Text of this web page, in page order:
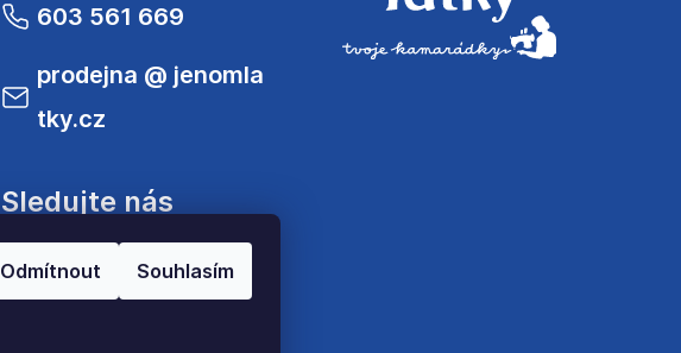
Odmítnout Souhlasím
603 561 669
prodejna @ jenomla
tky.cz
Sledujte nás